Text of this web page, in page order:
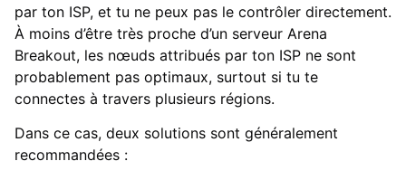
par ton ISP, et tu ne peux pas le contrôler directement.
À moins d’être très proche d’un serveur Arena
Breakout, les nœuds attribués par ton ISP ne sont
probablement pas optimaux, surtout si tu te
connectes à travers plusieurs régions.
Dans ce cas, deux solutions sont généralement
recommandées :